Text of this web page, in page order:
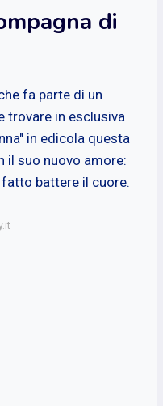
di
fa parte di un
trovare in esclusiva
in edicola questa
il suo nuovo amore:
battere il cuore.